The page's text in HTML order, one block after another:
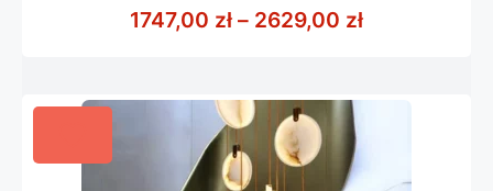
5
1747,00 zł – 2629,00 złZakres cen: